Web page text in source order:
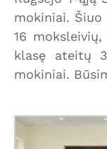
mokiniai. Šiuo
16
klasę ateitų
mokiniai.